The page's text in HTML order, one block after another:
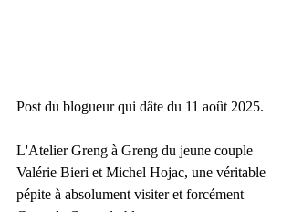
Post du blogueur qui dâte du 11 août 2025.
L'Atelier Greng à Greng du jeune couple
Valérie Bieri et Michel Hojac, une véritable
pépite à absolument visiter et forcément